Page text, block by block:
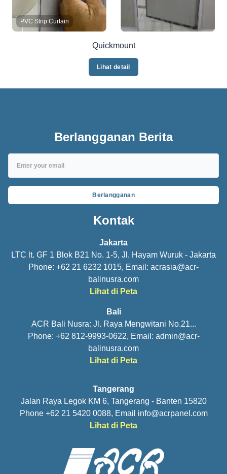
PVC Strip Curtain
Quickmount
Lihat detail
Kontak
Jakarta
LTC lt. GF 1 Blok B21 No. 1-5, Jl. Hayam Wuruk - Jakarta
Phone: +62 21 6232 1015, Email: acrasia@acr-
balinusra.com
Lihat di Peta
Bali
ACR Bali Nusra: Jl. Raya Mengwitani No.21...
Phone: +62 812-9993-0622, Email: admin@acr-
balinusra.com
Lihat di Peta
Tangerang
Jalan Raya Legok KM 6, Tangerang - Banten 15820
Phone +62 21 5420 0088, Email info@acrpanel.com
Lihat di Peta
Berlangganan Berita
Berlangganan